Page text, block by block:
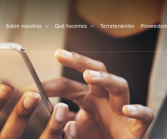
Sobre nosotros Qué hacemos Terratenientes